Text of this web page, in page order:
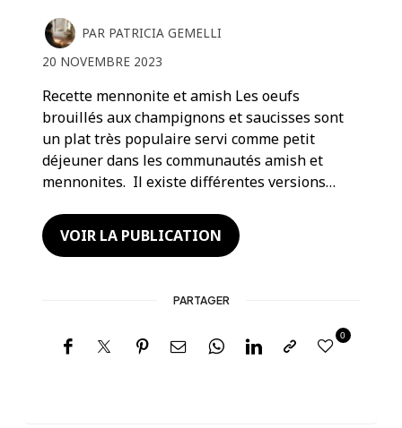
PAR PATRICIA GEMELLI
20 NOVEMBRE 2023
Recette mennonite et amish Les oeufs
brouillés aux champignons et saucisses sont
un plat très populaire servi comme petit
déjeuner dans les communautés amish et
mennonites. Il existe différentes versions…
VOIR LA PUBLICATION
PARTAGER
0